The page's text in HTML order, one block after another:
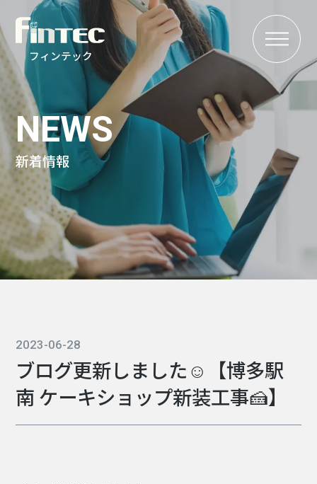
フィンテック
MENU
NEWS
新着情報
2023-06-28
ブログ更新しました☺【博多駅
南 ケーキショップ新装工事🍰】